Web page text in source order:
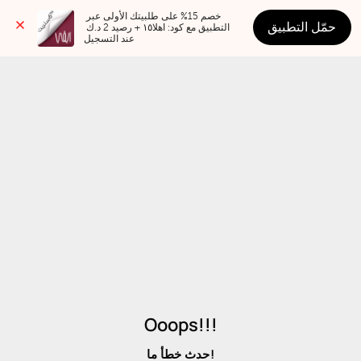
عند التسجيل
حمّل التطبيق
Ooops!!!
حدث خطأ ما!